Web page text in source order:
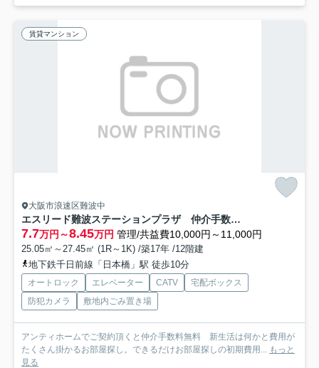
賃貸マンション
大阪市浪速区難波中
エスリード難波ステーションプラザ 仲介手数料無料
7.7万円～8.45万円 管理/共益費10,000円～11,000円
25.05㎡～27.45㎡ (1R～1K) /築17年 /12階建
地下鉄千日前線「日本橋」駅 徒歩10分
オートロック エレベーター CATV
宅配ボックス
防犯カメラ
敷地内ごみ置き場
アンティホームでご契約頂くと仲介手数料無料 新生活は何かと費用が
たくさん掛かるお部屋探し。できるだけお部屋探しの初期費用... もっと
見る